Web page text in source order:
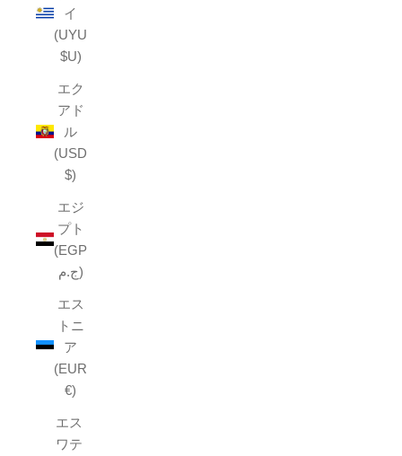
イ
(UYU
$U)
エク
アド
ル
(USD
$)
エジ
プト
(EGP
ج.م)
エス
トニ
ア
(EUR
€)
エス
ワテ